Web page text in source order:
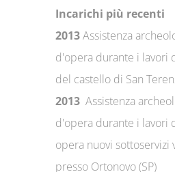
Incarichi più recenti
2013Assistenza
d'opera durante i lavori
del castello di San
2013 Assistenza
d'opera durante i lavori
opera nuovi sottoservizi
presso Ortonovo (SP)